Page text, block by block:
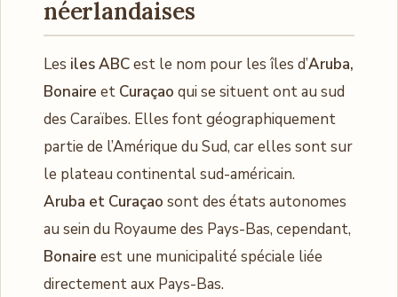
néerlandaises
Les iles ABCest le nom pour les îles d’Aruba,
Bonaire et Curaçao qui se situent ont au sud
des Caraïbes. Elles font géographiquement
partie de l’Amérique du Sud, car elles sont sur
​​le plateau continental sud-américain.
Aruba et Curaçao sont des états autonomes
au sein du Royaume des Pays-Bas, cependant,
Bonaire est une municipalité spéciale liée
directement aux Pays-Bas.